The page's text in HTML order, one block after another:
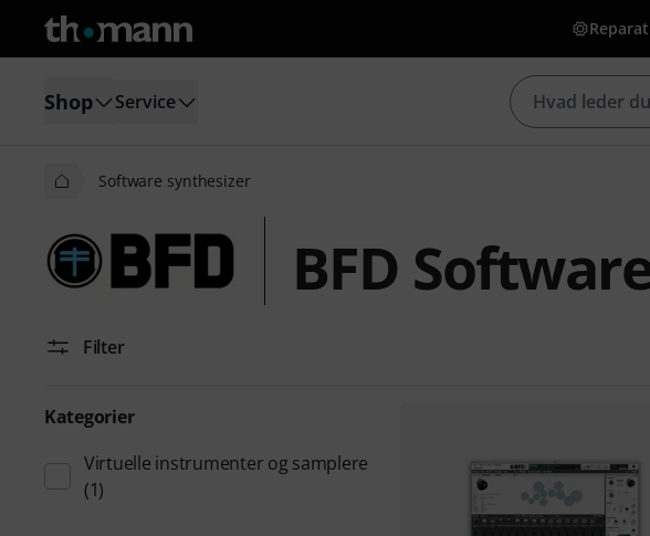
Shop Service
Software synthesizer
BFD
Filter
Kategorier
Virtuelle instrumenter og samplere
(1)